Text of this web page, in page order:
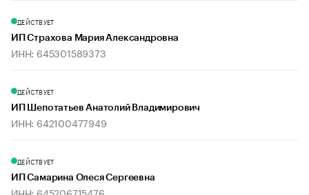
ДЕЙСТВУЕТ
ИП Страхова Мария Александровна
ИНН: 645301589373
ДЕЙСТВУЕТ
ИП Шепотатьев Анатолий Владимирович
ИНН: 642100477949
ДЕЙСТВУЕТ
ИП Самарина Олеся Сергеевна